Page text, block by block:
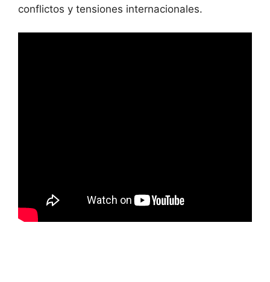
conflictos y tensiones internacionales.